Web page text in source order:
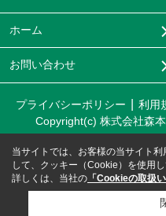
ホーム
お問い合わせ
プライバシーポリシー 利用
Copyright(c) 株式会社森
当サイトでは、お客様の当サイト
して、クッキー（Cookie）を使用し
詳しくは、当社の 「Cookieの取扱